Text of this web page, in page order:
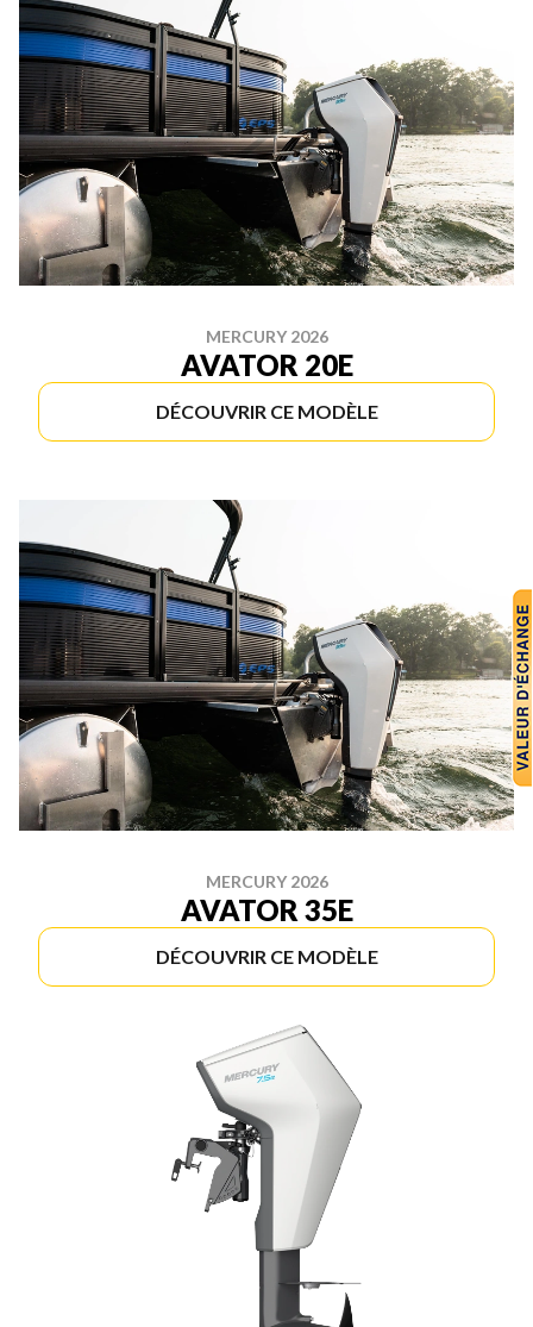
MERCURY 2026
AVATOR 20E
DÉCOUVRIR CE MODÈLE
MERCURY 2026
AVATOR 35E
DÉCOUVRIR CE MODÈLE